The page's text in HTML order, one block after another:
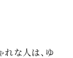
れな人は、ゆ